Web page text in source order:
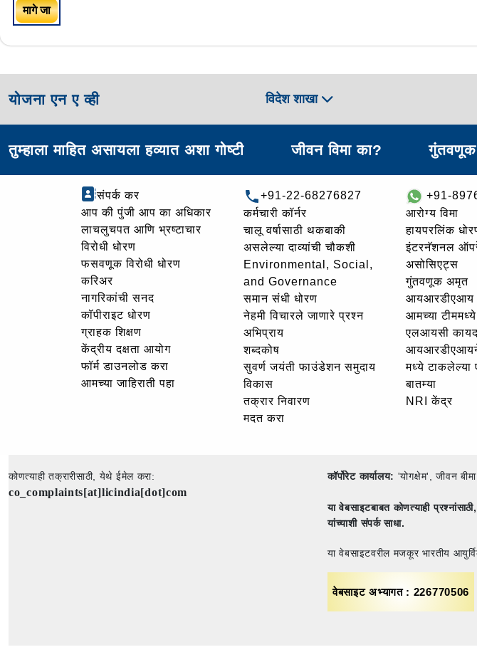
मागे जा
योजना एन ए व्ही विदेश शाखा
तुम्हाला माहित असायला हव्यात अशा गोष्टी जीवन विमा का? गुंतवणूक
संपर्क कर
आप की पुंजी आप का अधिकार
लाचलुचपत आणि भ्रष्टाचार
विरोधी धोरण
फसवणूक विरोधी धोरण
करिअर
नागरिकांची सनद
कॉपीराइट धोरण
ग्राहक शिक्षण
केंद्रीय दक्षता आयोग
फॉर्म डाउनलोड करा
आमच्या जाहिराती पहा
+91-22-68276827
कर्मचारी कॉर्नर
चालू वर्षासाठी थकबाकी
असलेल्या दाव्यांची चौकशी
Environmental, Social,
and Governance
समान संधी धोरण
नेहमी विचारले जाणारे प्रश्न
अभिप्राय
शब्दकोष
सुवर्ण जयंती फाउंडेशन समुदाय
विकास
तक्रार निवारण
मदत करा
+91-
आरोग्य विमा
हायपरलिंक
इंटरनॅशनल
असोसिएट्स
गुंतवणूक अमृत
आयआरडीएआय
आमच्या टीममध्ये
एलआयसी
मध्ये टाकलेल्या
बातम्या
NRI केंद्र
कोणत्याही तक्रारीसाठी, येथे ईमेल करा:
co_complaints[at]licindia[dot]com
कॉर्पोरेट कार्यालय: 'योगक्षेम', जीवन
या वेबसाइटबाबत कोणत्याही प्रश्नांसाठी,
यांच्याशी संपर्क साधा.
या वेबसाइटवरील मजकूर भारतीय
वेबसाइट अभ्यागत : 226770506